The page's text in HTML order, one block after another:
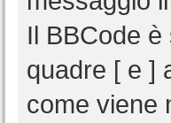
Il BBCode
quadre [ e ]
come viene